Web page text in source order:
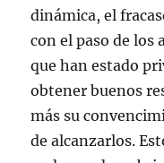
dinámica, el
con el paso de los
que han estado
obtener buenos
más su
de alcanzarlos.